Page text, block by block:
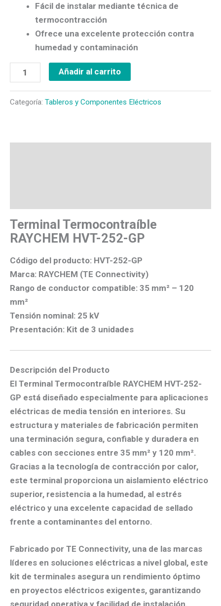
Fácil de instalar mediante técnica de
termocontracción
Ofrece una excelente protección contra
humedad y contaminación
Añadir al carrito
Categoría: Tableros y Componentes Eléctricos
Terminal Termocontraíble
RAYCHEM HVT-252-GP
Código del producto: HVT-252-GP
Marca: RAYCHEM (TE Connectivity)
Rango de conductor compatible: 35 mm² – 120
mm²
Tensión nominal: 25 kV
Presentación: Kit de 3 unidades
Descripción del Producto
El Terminal Termocontraíble RAYCHEM HVT-252-
GP está diseñado especialmente para aplicaciones
eléctricas de media tensión en interiores. Su
estructura y materiales de fabricación permiten
una terminación segura, confiable y duradera en
cables con secciones entre 35 mm² y 120 mm².
Gracias a la tecnología de contracción por calor,
este terminal proporciona un aislamiento eléctrico
superior, resistencia a la humedad, al estrés
eléctrico y una excelente capacidad de sellado
frente a contaminantes del entorno.
Fabricado por TE Connectivity, una de las marcas
líderes en soluciones eléctricas a nivel global, este
kit de terminales asegura un rendimiento óptimo
en proyectos eléctricos exigentes, garantizando